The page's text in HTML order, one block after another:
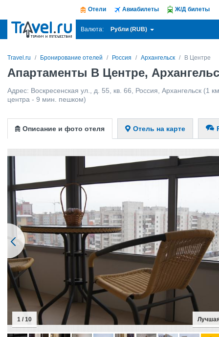
Отели Авиабилеты Ж/Д билеты
Валюта: Рубли (RUB)
Travel.ru Бронирование отелей Россия Архангельск В Центре
Апартаменты В Центре,
Адрес: Воскресенская ул., д. 55, кв. 66 Россия Архангельск (1
центра - 9 мин. пешком)
Описание и фото отеля Отель на карте
1 / 10